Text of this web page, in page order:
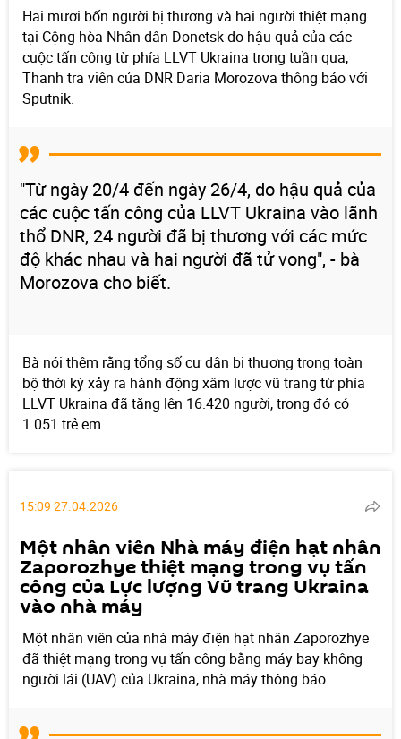
Hai mươi bốn người bị thương và hai người thiệt mạng
tại Cộng hòa Nhân dân Donetsk do hậu quả của các
cuộc tấn công từ phía LLVT Ukraina trong tuần qua,
Thanh tra viên của DNR Daria Morozova thông báo với
Sputnik.
"Từ ngày 20/4 đến ngày 26/4, do hậu quả của
các cuộc tấn công của LLVT Ukraina vào lãnh
thổ DNR, 24 người đã bị thương với các mức
độ khác nhau và hai người đã tử vong", - bà
Morozova cho biết.
Bà nói thêm rằng tổng số cư dân bị thương trong toàn
bộ thời kỳ xảy ra hành động xâm lược vũ trang từ phía
LLVT Ukraina đã tăng lên 16.420 người, trong đó có
1.051 trẻ em.
15:09 27.04.2026
Một nhân viên Nhà máy điện hạt nhân
Zaporozhye thiệt mạng trong vụ tấn
công của Lực lượng Vũ trang Ukraina
vào nhà máy
Một nhân viên của nhà máy điện hạt nhân Zaporozhye
đã thiệt mạng trong vụ tấn công bằng máy bay không
người lái (UAV) của Ukraina, nhà máy thông báo.